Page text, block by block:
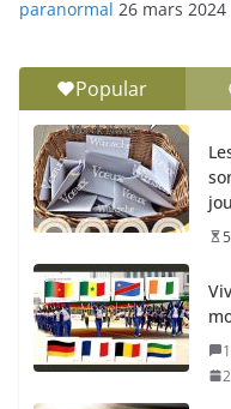
paranormal 26 mars 2024
Popular